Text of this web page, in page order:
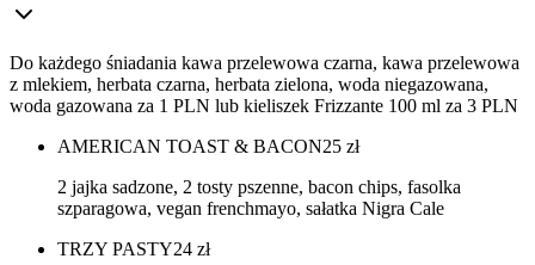
Do każdego śniadania kawa przelewowa czarna, kawa przelewowa
z mlekiem, herbata czarna, herbata zielona, woda niegazowana,
woda gazowana za 1 PLN lub kieliszek Frizzante 100 ml za 3 PLN
AMERICAN TOAST & BACON25 zł
2 jajka sadzone, 2 tosty pszenne, bacon chips, fasolka
szparagowa, vegan frenchmayo, sałatka Nigra Cale
TRZY PASTY24 zł